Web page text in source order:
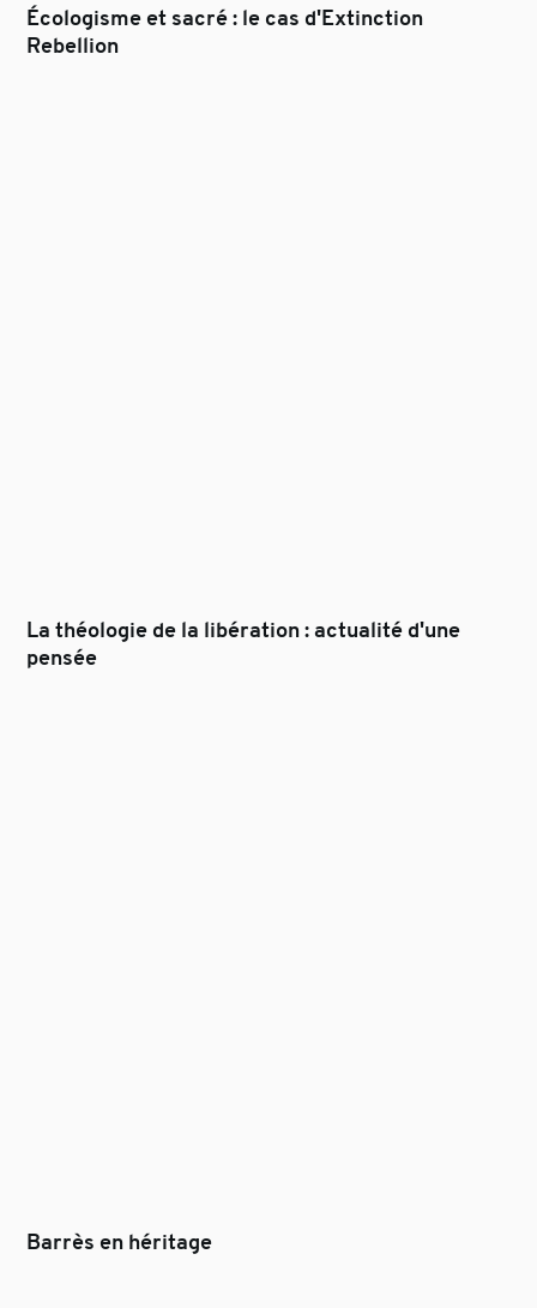
Écologisme et sacré : le cas d'Extinction
Rebellion
La théologie de la libération : actualité d'une
pensée
Barrès en héritage